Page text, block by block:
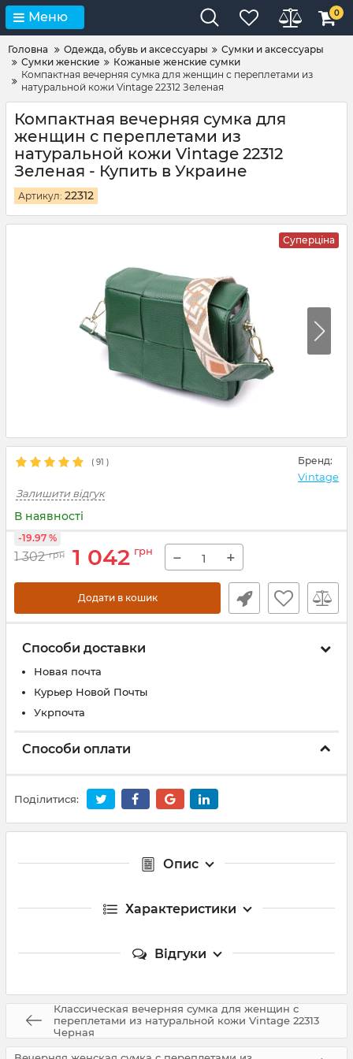
Меню 0
Головна Одежда, обувь и аксессуары
Сумки и аксессуары
Сумки женские
Кожаные женские сумки
Компактная вечерняя сумка для женщин с переплетами из
натуральной кожи Vintage 22312 Зеленая
Компактная вечерняя сумка для
женщин с переплетами из
натуральной кожи Vintage 22312
Зеленая - Купить в Украине
Артикул: 22312
Суперціна
( 91 ) Бренд:
Vintage
Залишити відгук
В наявності
1 302 грн 1 042 грн
-19.97 %
− +
Додати в кошик
Способи доставки
Новая почта
Курьер Новой Почты
Укрпочта
Способи оплати
Поділитися:
Опис
Характеристики
Відгуки
Классическая вечерняя сумка для женщин с
переплетами из натуральной кожи Vintage 22313
Черная